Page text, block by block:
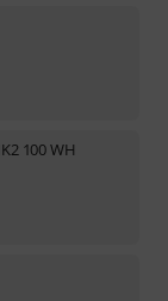
100 WH